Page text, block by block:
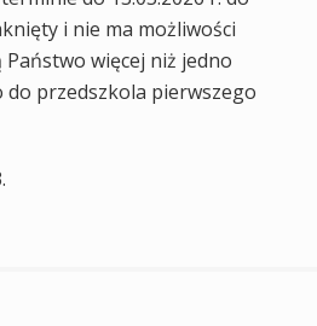
i nie ma możliwości
więcej niż jedno
przedszkola pierwszego